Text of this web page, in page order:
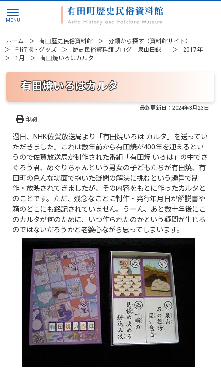
ホーム 有田歴史民俗資料館
分類から探す（資料館サイト）
刊行物・グッズ
歴史民俗資料館ブログ「泉山日録」
2017年
1月
有田焼いろはカルタ
有田焼いろはカルタ
最終更新日：2024年3月23日
印刷
過日、NHK佐賀放送局より「有田焼いろは カルタ」を送ってい
ただきました。これは数年前から有田焼が400年を迎えるとい
うので佐賀放送局が制作された番組「有田焼 いろは」の中でさ
ぐろう君、めぐりちゃんという男女の子どもたちが有田焼、有
田町の色んな場面で抱いた疑問の解決に挑むという趣旨で制
作・放映されてきましたが、その内容をもとに作ったカルタと
のことです。ただ、残念なことに制作・発行年月日が解説書や
箱のどこにも銘記されていません。うーん、あと数十年後にこ
のカルタが何のために、いつ作られたのかという疑問が生じる
のではないだろうかと老婆心ながら思ってしまいます。